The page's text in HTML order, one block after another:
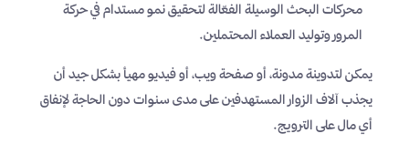
محركات البحث الوسيلة الفعّالة لتحقيق نمو مستدام في حركة
المرور وتوليد العملاء المحتملين.
يمكن لتدوينة مدونة، أو صفحة ويب، أو فيديو مهيأ بشكل جيد أن
يجذب آلاف الزوار المستهدفين على مدى سنوات دون الحاجة لإنفاق
أي مال على الترويج.